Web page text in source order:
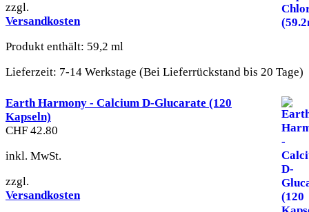
zzgl.
Versandkosten
Produkt enthält: 59,2 ml
Lieferzeit: 7-14 Werkstage (Bei Lieferrückstand bis 20 Tage)
Earth Harmony - Calcium D-Glucarate (120
Kapseln)
CHF 42.80
inkl. MwSt.
zzgl.
Versandkosten